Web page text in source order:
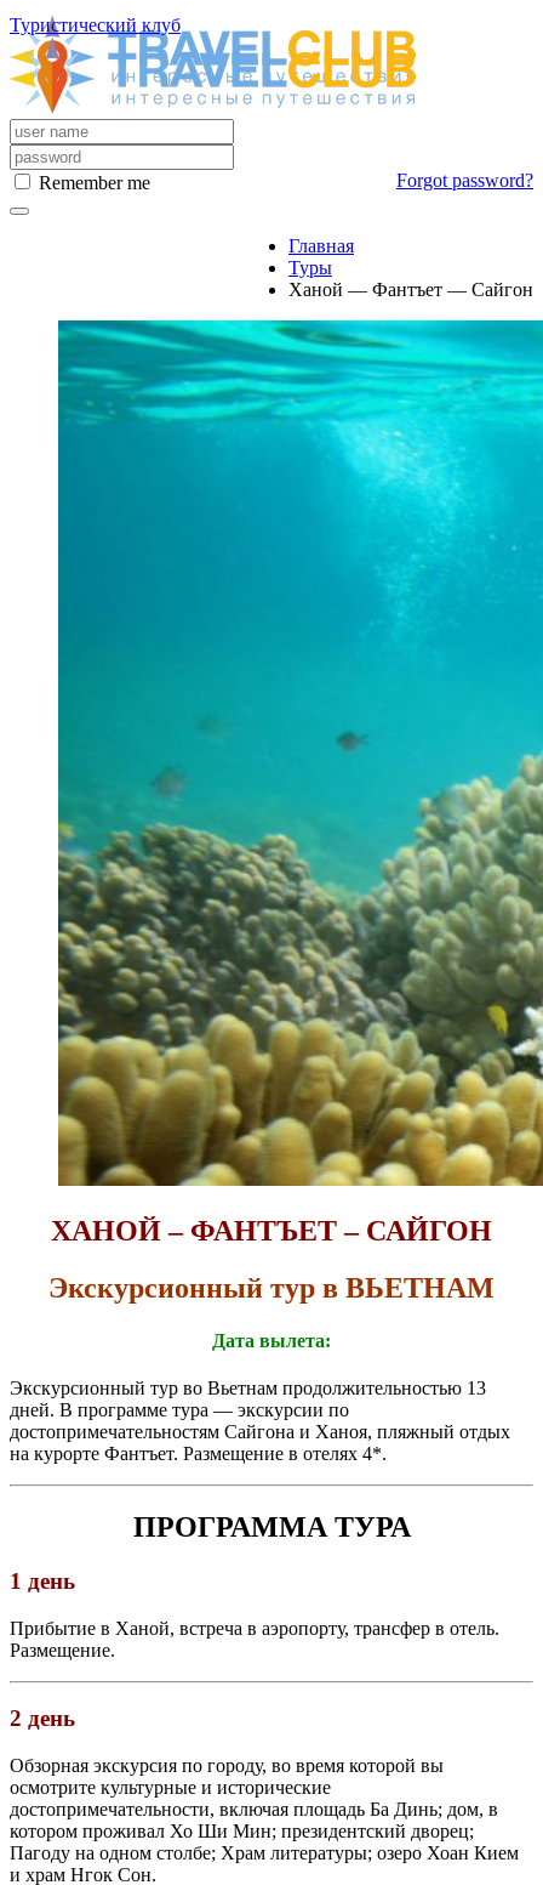
Туристический клуб
Forgot password?
Remember me
Главная
Туры
Ханой — Фантъет — Сайгон
ХАНОЙ – ФАНТЪЕТ – САЙГОН
Экскурсионный тур в ВЬЕТНАМ
Дата вылета:
Экскурсионный тур во Вьетнам продолжительностью 13
дней. В программе тура — экскурсии по
достопримечательностям Сайгона и Ханоя, пляжный отдых
на курорте Фантъет. Размещение в отелях 4*.
ПРОГРАММА ТУРА
1 день
Прибытие в Ханой, встреча в аэропорту, трансфер в отель.
Размещение.
2 день
Обзорная экскурсия по городу, во время которой вы
осмотрите культурные и исторические
достопримечательности, включая площадь Ба Динь; дом, в
котором проживал Хо Ши Мин; президентский дворец;
Пагоду на одном столбе; Храм литературы; озеро Хоан Кием
и храм Нгок Сон.